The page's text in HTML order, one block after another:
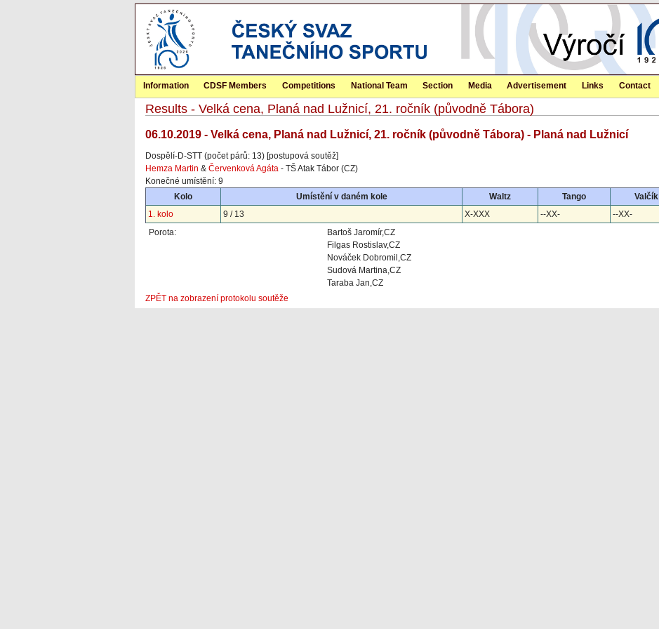
Information CDSF Members Competitions National Team Section Media Advertisement Links Contact
Results - Velká cena, Planá nad Lužnicí, 21. ročník (původně Tábora)
06.10.2019 - Velká cena, Planá nad Lužnicí, 21. ročník (původně Tábora) - Planá nad Lužnicí
Dospělí-D-STT (počet párů: 13) [postupová soutěž]
Hemza Martin & Červenková Agáta - TŠ Atak Tábor (CZ)
Konečné umístění: 9
Kolo
Umístění v daném kole Waltz Tango Valčík
1. kolo
9 / 13 X-XXX --XX- --XX-
Porota:
Bartoš Jaromír,CZ
Filgas Rostislav,CZ
Nováček Dobromil,CZ
Sudová Martina,CZ
Taraba Jan,CZ
ZPĚT na zobrazení protokolu soutěže